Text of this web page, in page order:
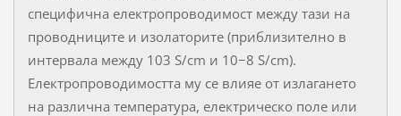
специфична електропроводимост между тази на
проводниците и изолаторите (приблизително в
интервала между 103 S/cm и 10−8 S/cm).
Електропроводимостта му се влияе от излагането
на различна температура, електрическо поле или